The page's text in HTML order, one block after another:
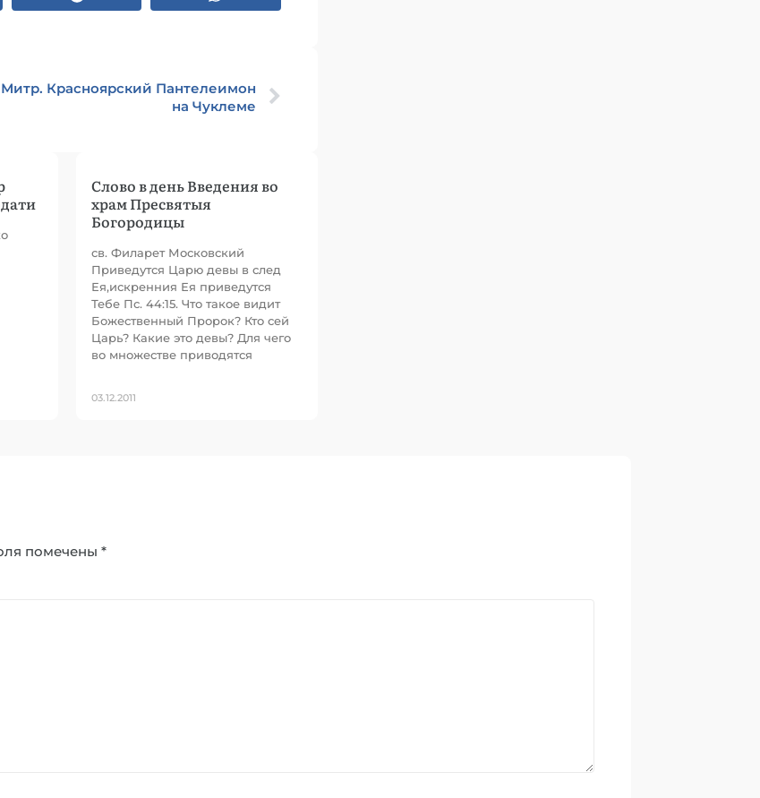
Митр. Красноярский Пантелеимон
на Чуклеме
Слово в день Введения во
храм Пресвятыя
Богородицы
св. Филарет Московский
Приведутся Царю девы в след
Ея,искренния Ея приведутся
Тебе Пс. 44:15. Что такое видит
Божественный Пророк? Кто сей
Царь? Какие это девы? Для чего
во множестве приводятся
03.12.2011
помечены *